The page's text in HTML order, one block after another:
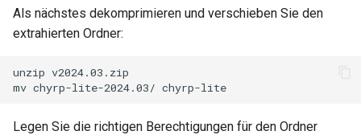
Als nächstes dekomprimieren und verschieben Sie den
extrahierten Ordner:
unzip v2024.03.zip
mv chyrp-lite-2024.03/
Legen Sie die richtigen Berechtigungen für den Ordner